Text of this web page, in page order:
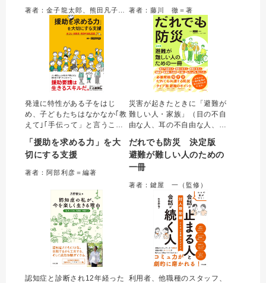
る。
準備、必要なサポートなどに
ついて具体的に伝える。
著者：藤川 徹＝著
発達に特性がある子をはじ
め、子どもたちはなかなか｢教
えて｣｢手伝って」と言うこと
もたちが｢人に援助を求めてう
まくいく経験」を積み重ね、
う、教員の働きかけのコツや
クラスづくりのポイント等を
わかりやすく解説する。
「援助を求める力」を大
切にする支援
著者：阿部利彦＝編著
災害が起きたときに「避難が
難しい人・家族」（目の不自
由な人、耳の不自由な人、足
人、知的障害のある人、精神
障害のある人、高齢者、妊産
婦・乳幼児、セクシュアル・
って必要な情報が一目でわか
る待望のガイドブック
だれでも防災 決定版
避難が難しい人のための
一冊
著者：鍵屋 一（監修）
認知症と診断され12年経った
利用者、他職種のスタッフ、